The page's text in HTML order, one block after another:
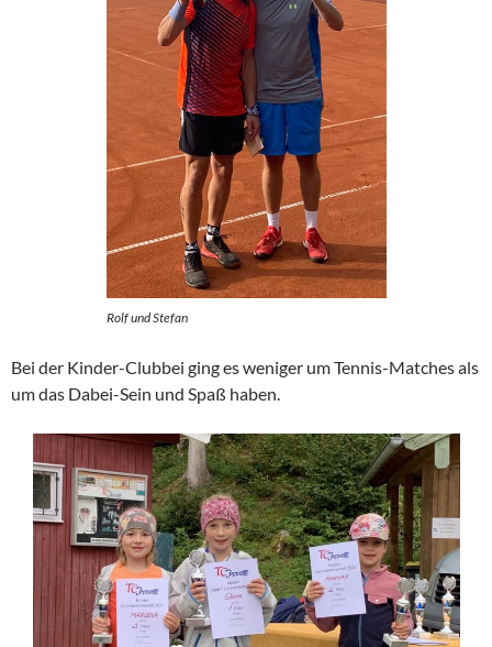
Rolf und Stefan
Bei der Kinder-Clubbei ging es weniger um Tennis-Matches als
um das Dabei-Sein und Spaß haben.